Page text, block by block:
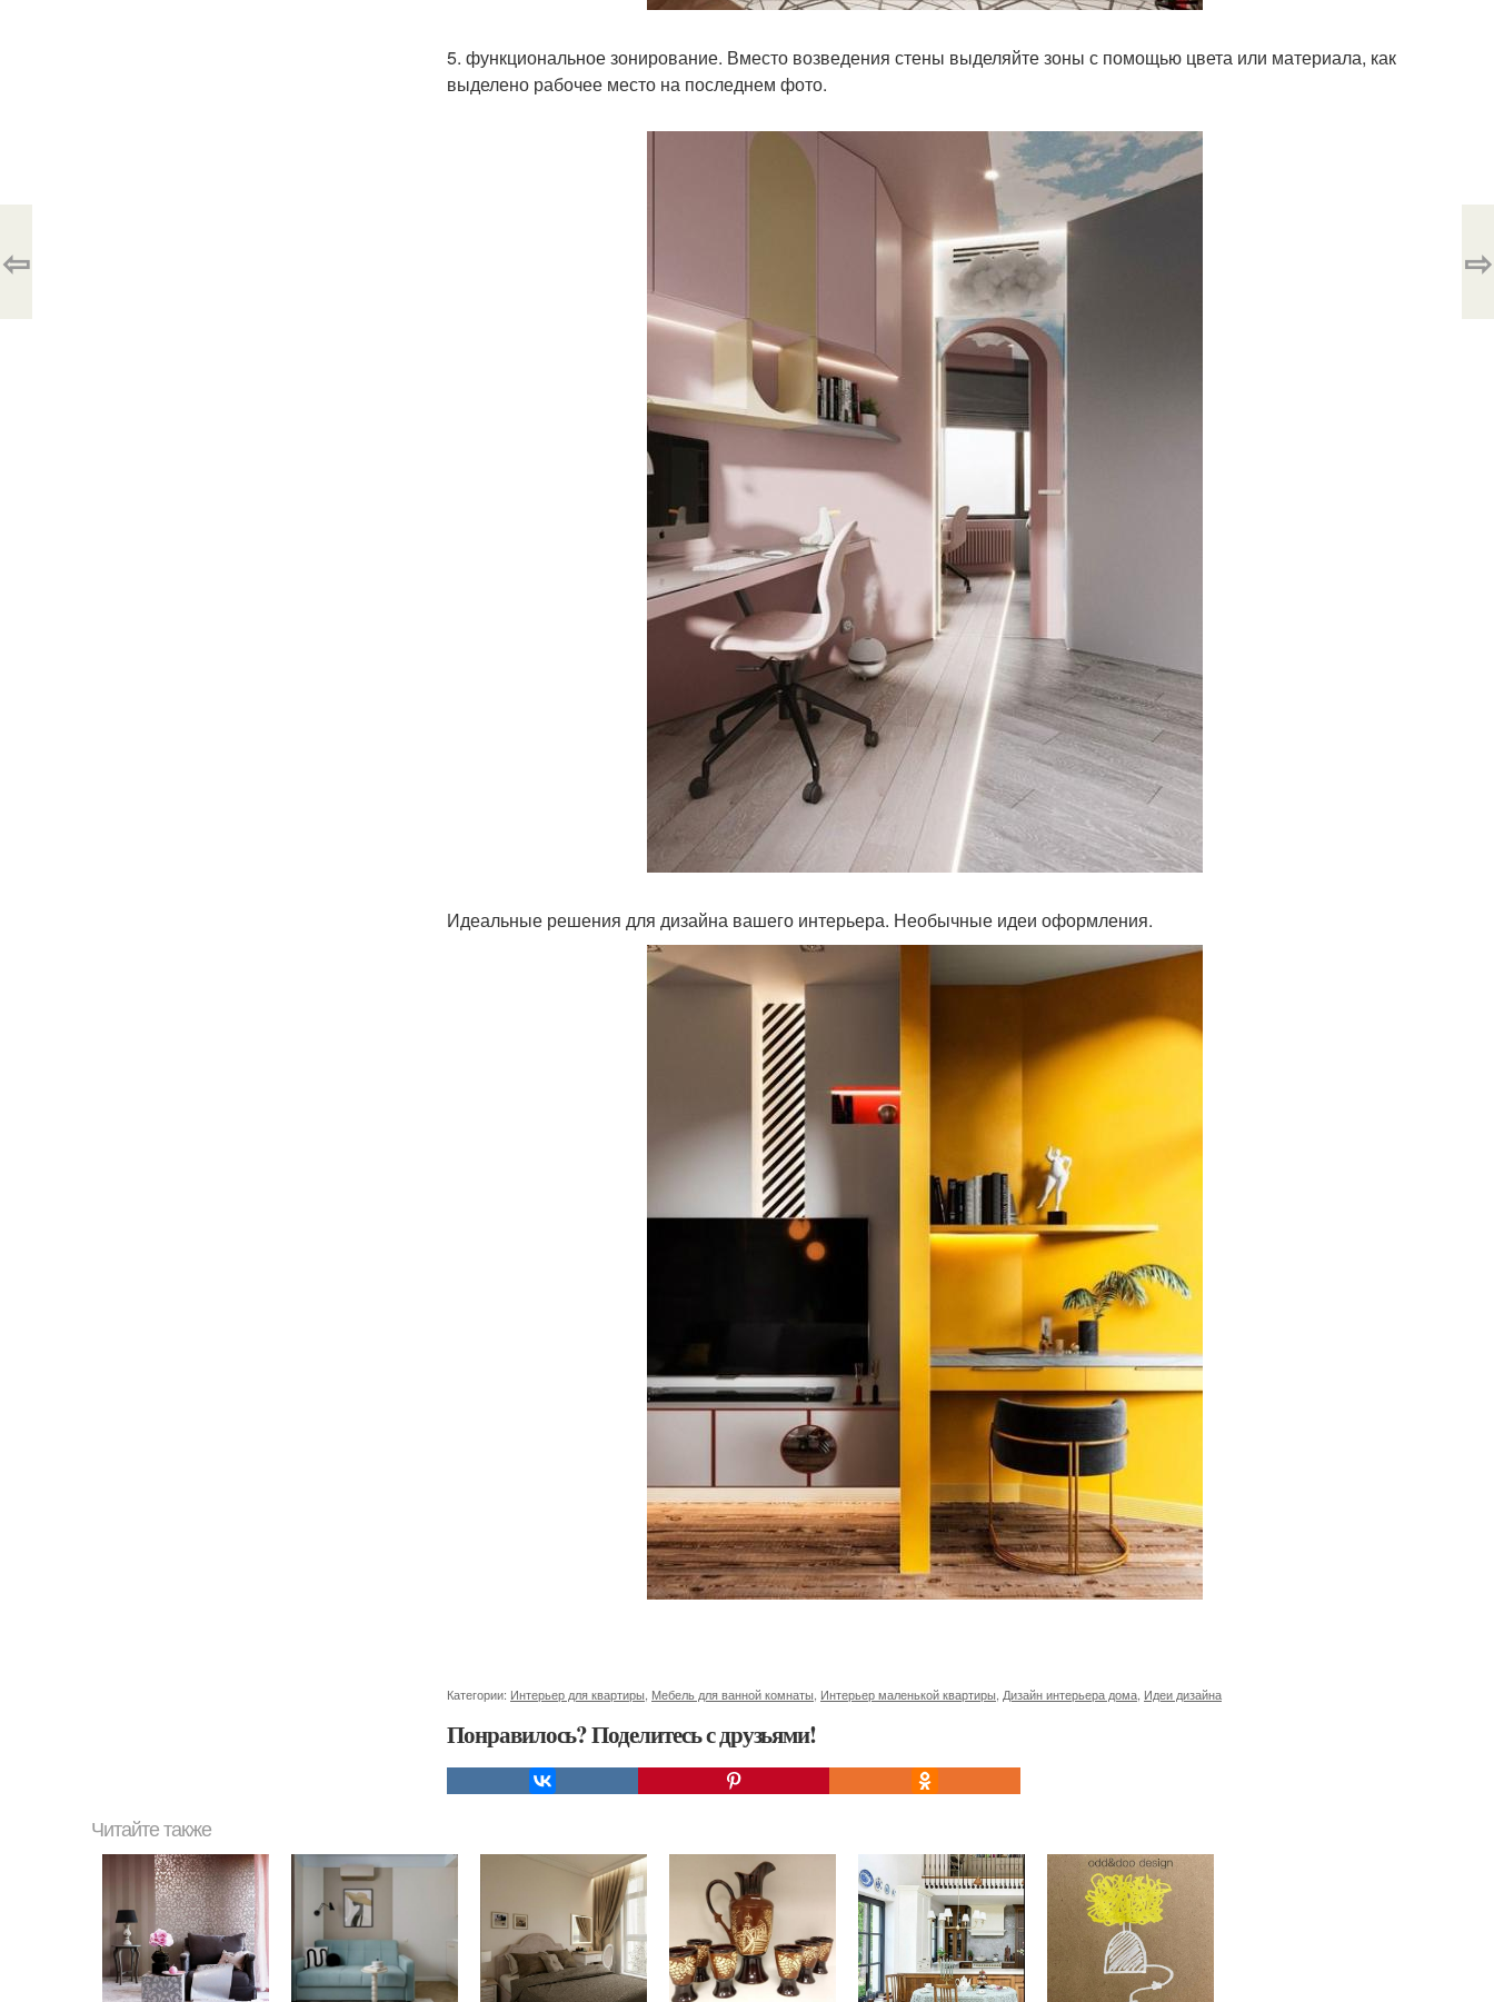
5. функциональное зонирование. Вместо возведения стены выделяйте зоны с помощью цвета или материала, как
выделено рабочее место на последнем фото.
Идеальные решения для дизайна вашего интерьера. Необычные идеи оформления.
Категории: Интерьер для квартиры Мебель для ванной комнаты Интерьер маленькой квартиры Дизайн интерьера дома Идеи дизайна
Понравилось? Поделитесь с друзьями!
⇦ ⇨
Читайте также